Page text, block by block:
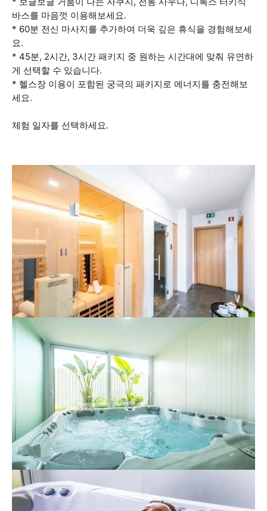
바스를 마음껏 이용해보세요.
* 60분 전신 마사지를 추가하여 더욱 깊은 휴식을 경험해보세
요.
* 45분, 2시간, 3시간 패키지 중 원하는 시간대에 맞춰 유연하
게 선택할 수 있습니다.
* 헬스장 이용이 포함된 궁극의 패키지로 에너지를 충전해보
세요.
체험 일자를 선택하세요.